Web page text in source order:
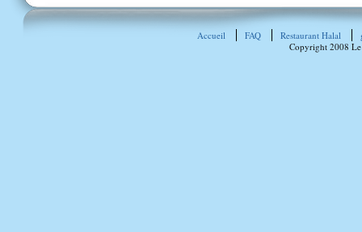
Accueil FAQ Restaurant Halal
Copyright 2008